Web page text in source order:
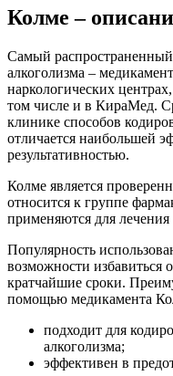
Колме –
Самый распространенный
алкоголизма –
наркологических
том числе и в КираМед.
клинике способов
отличается наибольшей
результативностью.
Колме является
относится к группе
применяются для
Популярность
возможности избавиться
кратчайшие сроки.
помощью медикамента
подходит для
алкоголизма;
эффективен в